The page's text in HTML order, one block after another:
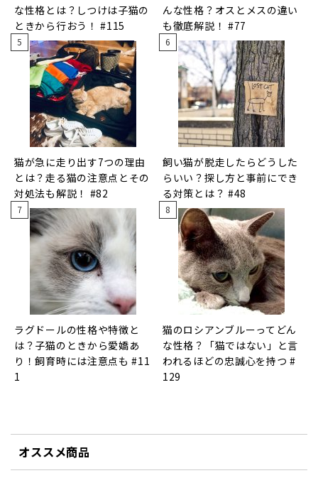
な性格とは？しつけは子猫の
ときから行おう！ #115
んな性格？オスとメスの違い
も徹底解説！ #77
猫が急に走り出す7つの理由
とは？走る猫の注意点とその
対処法も解説！ #82
飼い猫が脱走したらどうした
らいい？探し方と事前にでき
る対策とは？ #48
ラグドールの性格や特徴と
は？子猫のときから愛嬌あ
り！飼育時には注意点も #11
1
猫のロシアンブルーってどん
な性格？「猫ではない」と言
われるほどの忠誠心を持つ #
129
オススメ商品